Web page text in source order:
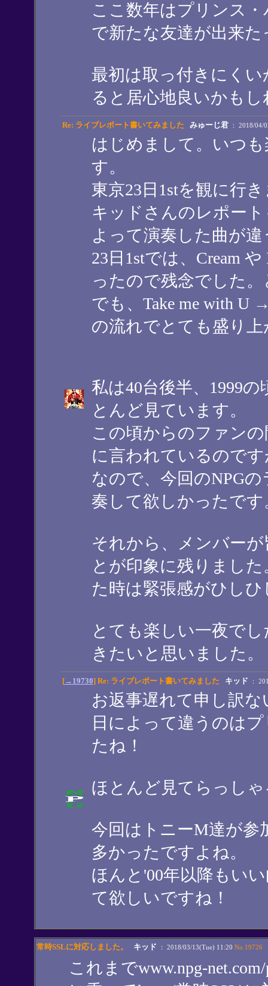
ここ数年はプリンス
で新たな友達が出来
最初は取っ付きにく
ると居心地良いかも
Re: ライブレポート書いてみました みゅーじ君： 2018/04/
はじめまして。いつ
す。
東京23日1stを観に行
キッドさんのレポー
よって演奏した曲が
23日1stでは、Cream
ったので残念でした
でも、Take me with U
の流れでとても盛り
私は40台後半、1999
とんど見ています。
この頃からのファン
に言われているので
なので、今回のNPG
奏して欲しかったです
それから、メンバー
とが印象に残りまし
た時は緊張感がひし
とても楽しい一夜で
きたいと思いました。
[→19730] Re: ライブレポート書いてみました キッド ：
お返事遅れて申し訳な
日によって違うのは
たね！
ほとんど見てらっし
今回はトニーM達が参
多かったですよね。
ほんと'00年以降もい
て欲しいですね！
常時SSLに対応しました。 キッド ： 2018/03/13(Tue) 11:20 No.19726
これまでwww.npg-